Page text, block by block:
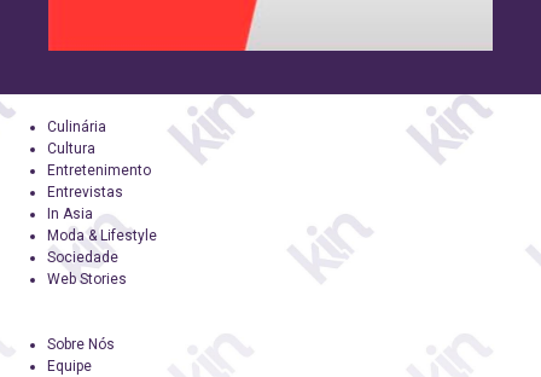
Culinária
Cultura
Entretenimento
Entrevistas
In Asia
Moda & Lifestyle
Sociedade
Web Stories
Sobre Nós
Equipe